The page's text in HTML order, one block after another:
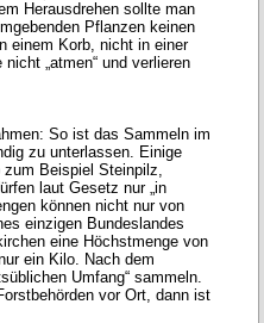
Herausdrehen sollte man
Pflanzen keinen
einem Korb, nicht in einer
„atmen“ und verlieren
So ist das Sammeln im
zu unterlassen. Einige
Beispiel Steinpilz,
laut Gesetz nur „in
können nicht nur von
einzigen Bundeslandes
eine Höchstmenge von
ein Kilo. Nach dem
Umfang“ sammeln.
vor Ort, dann ist